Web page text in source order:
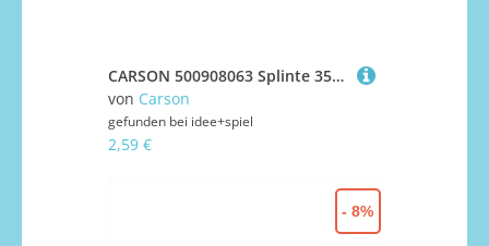
CARSON 500908063 Splinte 35mm, 10St., schwarz
von Carson
gefunden bei idee+spiel
2,59 €
- 8%